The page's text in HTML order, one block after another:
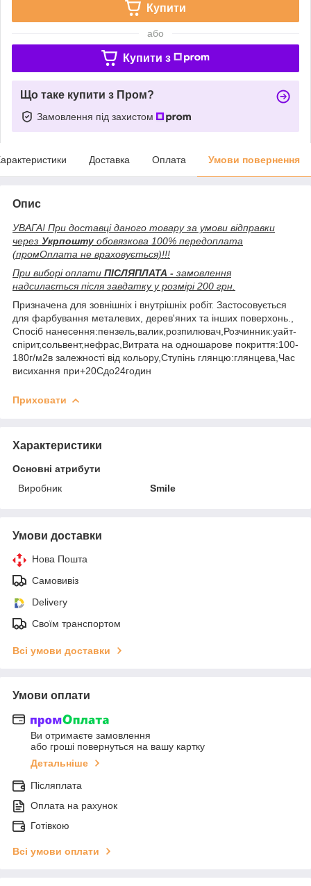
Купити
або
Купити з
Що таке купити з Пром?
Замовлення під захистом
Доставка Оплата Умови повернення
Опис
УВАГА! При доставці даного товару за умови відправки
через Укрпошту обовязкова 100% передоплата
(промОплата не враховується)!!!
При виборі оплати ПІСЛЯПЛАТА - замовлення
надсилається після завдатку у розмірі 200 грн.
Призначена для зовнішніх і внутрішніх робіт. Застосовується
для фарбування металевих, дерев'яних та інших поверхонь.,
Спосіб нанесення:пензель,валик,розпилювач,Розчинник:уайт-
спірит,сольвент,нефрас,Витрата на одношарове покриття:100-
180г/м2в залежності від кольору,Ступінь глянцю:глянцева,Час
висихання при+20Сдо24годин
Приховати
Характеристики
Основні атрибути
Виробник
Smile
Умови доставки
Нова Пошта
Самовивіз
Delivery
Своїм транспортом
Всі умови доставки
Умови оплати
Ви отримаєте замовлення
або гроші повернуться на вашу картку
Детальніше
Післяплата
Оплата на рахунок
Готівкою
Всі умови оплати